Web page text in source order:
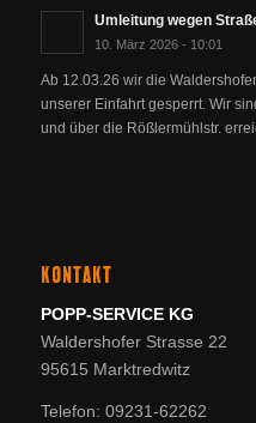
Umleitung wegen
10. März 2026 - 10:01
Ab 12.03.26 wir die
unserer Einfahrt gesperrt. Wir
und über die Rößlermühlstr.
KONTAKT
POPP-SERVICE KG
Waldershofer Strasse 22
95615 Marktredwitz
Telefon: 09231-62262